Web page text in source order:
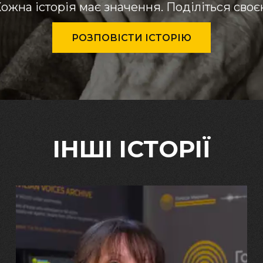
історія має значення. Поділіться
РОЗПОВІСТИ ІСТОРІЮ
ІНШІ ІСТОРІЇ